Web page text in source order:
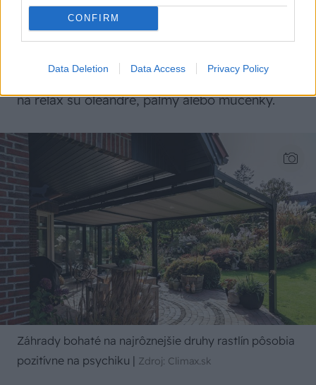
CONFIRM
Data Deletion Data Access Privacy Policy
rastlín kolísanie prekáža. Pokiaľ teda zimnú
záhradu zvažujete, určite savyhnite
pestovaniu tropických rastlín
na relax sú oleandre, palmy alebo mučenky.
Záhrady bohaté na najrôznejšie druhy rastlín pôsobia
pozitívne na psychiku | Zdroj: Climax.sk